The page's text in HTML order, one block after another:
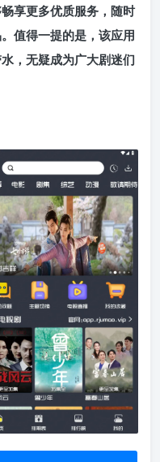
享更多优质服务，随时
值得一提的是，该应用
，无疑成为广大剧迷们